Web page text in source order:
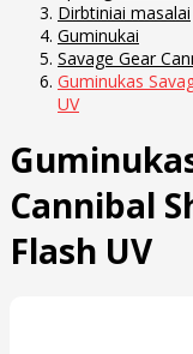
Dirbtiniai masalai
Guminukai
Savage Gear
Guminukas
UV
Cannibal
Flash UV